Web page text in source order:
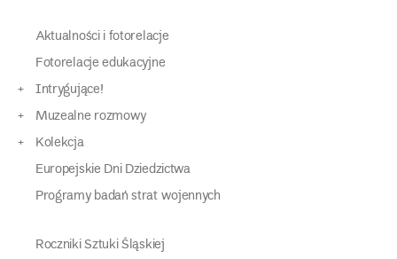
Aktualności i fotorelacje
Fotorelacje edukacyjne
Intrygujące!
Muzealne rozmowy
Kolekcja
Europejskie Dni Dziedzictwa
Programy badań strat wojennych
Roczniki Sztuki Śląskiej